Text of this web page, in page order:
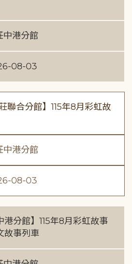
中港分館
08-03
莊聯合分館】115年8月彩虹故
中港分館
08-03
港分館】115年8月彩虹故事
故事列車